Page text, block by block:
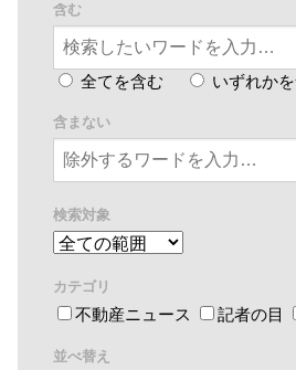
含む
全てを含む いずれか
含まない
検索対象
カテゴリ
不動産ニュース 記者の目
並べ替え